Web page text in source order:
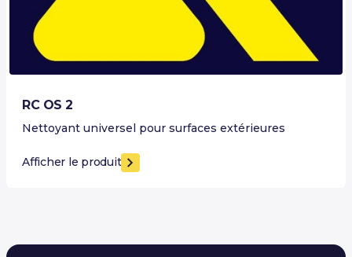
RC OS 2
Nettoyant universel pour surfaces extérieures
Afficher le produit